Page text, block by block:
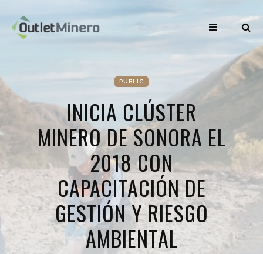
PUBLIC
INICIA CLÚSTER
MINERO DE SONORA EL
2018 CON
CAPACITACIÓN DE
GESTIÓN Y RIESGO
AMBIENTAL